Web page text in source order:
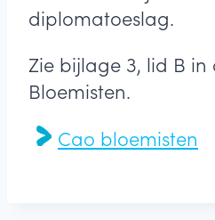
diplomatoeslag.
Zie bijlage 3, lid B in
Bloemisten.
Cao bloemisten